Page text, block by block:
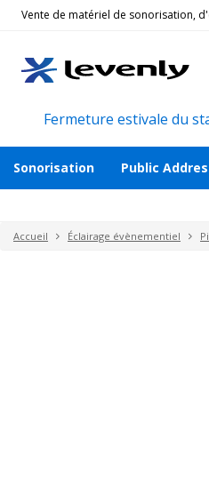
Vente de matériel de sonorisation,
Fermeture estivale du
Sonorisation Public
Accueil Éclairage évènementiel